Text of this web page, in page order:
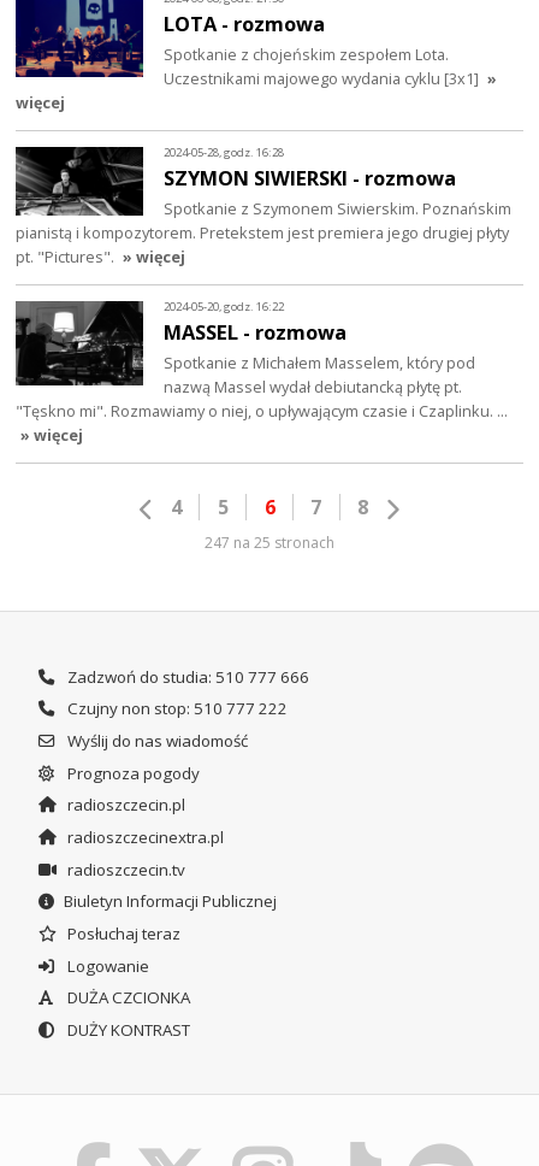
LOTA - rozmowa
Spotkanie z chojeńskim zespołem Lota.
Uczestnikami majowego wydania cyklu [3x1] »
więcej
2024-05-28, godz. 16:28
SZYMON SIWIERSKI - rozmowa
Spotkanie z Szymonem Siwierskim. Poznańskim
pianistą i kompozytorem. Pretekstem jest premiera jego drugiej płyty
pt. "Pictures". » więcej
2024-05-20, godz. 16:22
MASSEL - rozmowa
Spotkanie z Michałem Masselem, który pod
nazwą Massel wydał debiutancką płytę pt.
"Tęskno mi". Rozmawiamy o niej, o upływającym czasie i Czaplinku. …
» więcej
4 5 6 7 8
247 na 25 stronach
Zadzwoń do studia: 510 777 666
Czujny non stop: 510 777 222
Wyślij do nas wiadomość
Prognoza pogody
radioszczecin.pl
radioszczecinextra.pl
radioszczecin.tv
Biuletyn Informacji Publicznej
Posłuchaj teraz
Logowanie
DUŻA CZCIONKA
DUŻY KONTRAST